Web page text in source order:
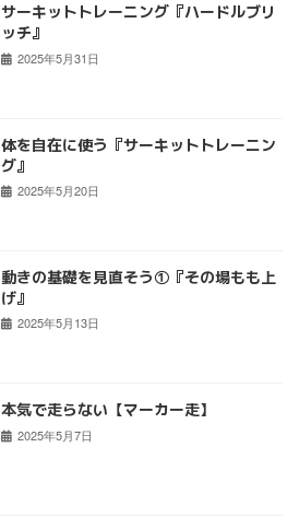
サーキットトレーニング『ハードルブリ
ッチ』
2025年5月31日
体を自在に使う『サーキットトレーニン
グ』
2025年5月20日
動きの基礎を見直そう①『その場もも上
げ』
2025年5月13日
本気で走らない【マーカー走】
2025年5月7日